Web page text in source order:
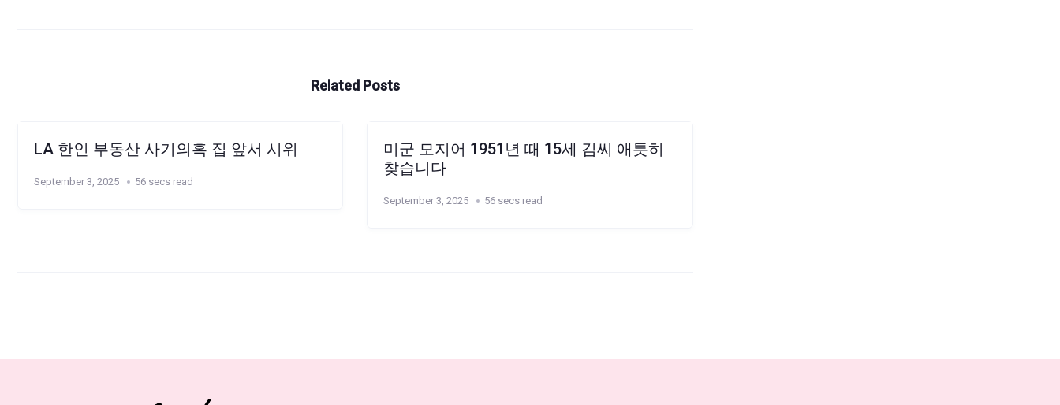
Related Posts
LA 한인 부동산 사기의혹 집 앞서 시위
September 3, 2025 56 secs read
미군 모지어 1951년 때 15세 김씨 애틋히
찾습니다
September 3, 2025 56 secs read